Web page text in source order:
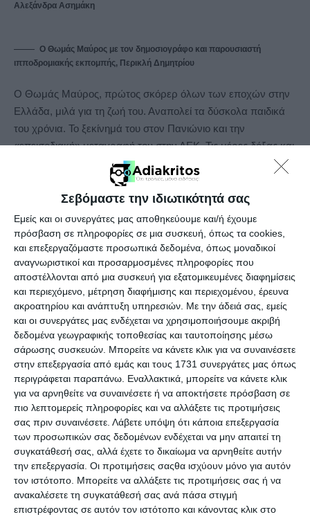
Σεβόμαστε την ιδιωτικότητά σας
Εμείς και οι συνεργάτες μας αποθηκεύουμε και/ή έχουμε
πρόσβαση σε πληροφορίες σε μια συσκευή, όπως τα cookies,
και επεξεργαζόμαστε προσωπικά δεδομένα, όπως μοναδικοί
αναγνωριστικοί και προσαρμοσμένες πληροφορίες που
αποστέλλονται από μια συσκευή για εξατομικευμένες διαφημίσεις
και περιεχόμενο, μέτρηση διαφήμισης και περιεχομένου, έρευνα
ακροατηρίου και ανάπτυξη υπηρεσιών. Με την άδειά σας, εμείς
και οι συνεργάτες μας ενδέχεται να χρησιμοποιήσουμε ακριβή
δεδομένα γεωγραφικής τοποθεσίας και ταυτοποίησης μέσω
σάρωσης συσκευών. Μπορείτε να κάνετε κλικ για να συναινέσετε
στην επεξεργασία από εμάς και τους 1731 συνεργάτες μας όπως
περιγράφεται παραπάνω. Εναλλακτικά, μπορείτε να κάνετε κλικ
για να αρνηθείτε να συναινέσετε ή να αποκτήσετε πρόσβαση σε
πιο λεπτομερείς πληροφορίες και να αλλάξετε τις προτιμήσεις
σας πριν συναινέσετε. Λάβετε υπόψη ότι κάποια επεξεργασία
των προσωπικών σας δεδομένων ενδέχεται να μην απαιτεί τη
συγκατάθεσή σας, αλλά έχετε το δικαίωμα να αρνηθείτε αυτήν
την επεξεργασία. Οι προτιμήσεις σαςθα ισχύουν μόνο για αυτόν
τον ιστότοπο. Μπορείτε να αλλάξετε τις προτιμήσεις σας ή να
ανακαλέσετε τη συγκατάθεσή σας ανά πάσα στιγμή
επιστρέφοντας σε αυτόν τον ιστότοπο και κάνοντας κλικ στο
Αλεξάνδρα Ασημάκη
Ο Θωμάς Μαύρος με τον δημοσιογράφο και παρουσιαστή
ιπποδρομιακής εκπομπής, Περικλή Δημητρίου
Ο Θωμάς Μαύρος, πρώτος σκόρερ όλων των εποχών στην
Ελλάδα, μιλά για τη ζωή του. Αναπολεί τα δύσκολα παιδικά
του χρόνια. Το ξεκίνημά του στον Πανιώνιο και την
«επεισοδιακή» μεταγραφή του στην ΑΕΚ. Τις μέρες δόξας και
διακρίσεων της ΑΕΚ του Μπάρλου.Την πορεία του στην
Εθνική ανδρών. Την κατάκτηση του ασημένιου παπουτσιού
και την αναγνώρισή του ως μεγάλου «κανονιέρη» των
ευρωπαϊκών γηπέδων. Τη συμμετοχή στη Μικτή Ευρώπης
και τη Μικτή Κόσμου.Τον «πικρό» χωρισμό από την ΑΕΚ και
την επιστροφή στον Πανιώνιο. Τη ζωή μετά το ποδόσφαιρο.
Μέσα από τις σελίδες του βιβλίου ζωντανεύει μια εποχή όπου
το κύριο μέλημα του ποδοσφαιριστή ήταν το θέαμα και η
ευχαρίστηση των φιλάθλων. Τότε που το ποδόσφαιρο ήταν
γιορτή και κάθε Κυριακή μικροί και μεγάλοι γέμιζαν τις
κερκίδες των γηπέδων για να απολαύσουν το παιχνίδι και να
θαυμάσουν τα ινδάλματά τους.
Η αυτοβιογραφία του Θωμά Μαύρου είναι ένα βιβλίο που θα
αγαπήσει κάθε φίλαθλος, αλλά και όλοι όσοι εκτιμούν τους
ανθρώπους που, ανεξάρτητα από το ταλέντο τους,
δουλεύουν σκληρά, αγωνίζονται με σεβασμό και αξιοπρέπεια
να κατακτήσουν την κορυφή, αφήνοντας με ταπεινότητα την
ιστορία να μιλήσει για αυτούς.
Το βιβλίο περιέχει πλούσιο φωτογραφικό υλικό.
Αν στόχος της ζωής σου είναι η κορυφή,